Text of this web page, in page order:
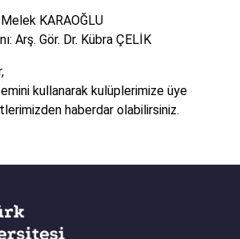
KARAOĞLU
Arş. Gör. Dr. Kübra ÇELİK
kullanarak kulüplerimize üye
haberdar olabilirsiniz.